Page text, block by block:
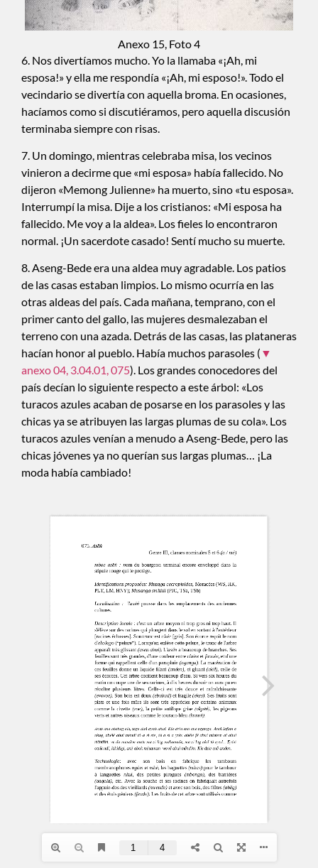
Anexo 15, Foto 4
6. Nos divertíamos mucho. Yo la llamaba «¡Ah, mi
esposa!» y ella me respondía «¡Ah, mi esposo!». Todo el
vecindario se divertía con aquella broma. En ocasiones,
hacíamos como si discutiéramos, pero aquella discusión
terminaba siempre con risas.
7. Un domingo, mientras celebraba misa, los vecinos
vinieron a decirme que «mi esposa» había fallecido. No
dijeron «Memong Julienne» ha muerto, sino «tu esposa».
Interrumpí la misa. Dije a los cristianos: «Mi esposa ha
fallecido. Me voy a la aldea». Los fieles lo encontraron
normal. ¡Un sacerdote casado! Sentí mucho su muerte.
8. Aseng-Bede era una aldea muy agradable. Los patios
de las casas estaban limpios. Lo mismo ocurría en las
otras aldeas del país. Cada mañana, temprano, con el
primer canto del gallo, las mujeres desmalezaban el
terreno con una azada. Detrás de las casas, las plataneras
hacían honor al pueblo. Había muchos parasoles ( ▼
anexo 04, 3.04.01, 075). Los grandes conocedores del
país decían lo siguiente respecto a este árbol: «Los
turacos azules acaban de posarse en los parasoles y las
chicas ya se atribuyen las largas plumas de su cola». Los
turacos azules venían a menudo a Aseng-Bede, pero las
chicas jóvenes ya no querían sus largas plumas… ¡La
moda había cambiado!